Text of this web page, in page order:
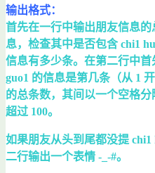
输出格式：
首先在一行中输出朋友信息
息，检查其中是否包含 chi1
信息有多少条。在第二行中
guo1 的信息是第几条（从 1
的总条数，其间以一个空格
超过 100。
如果朋友从头到尾都没提
二行输出一个表情 -_-#。